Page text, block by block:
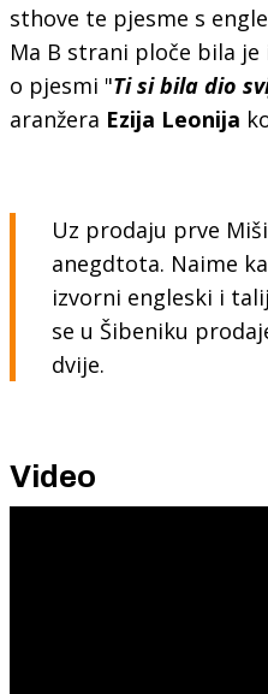
sthove te pjesme s
Ma B strani ploče bila
o pjesmi "Ti si bila dio
aranžera Ezija Leonija
Uz prodaju prve
anegdtota. Naime
izvorni engleski i
se u Šibeniku
dvije.
Video